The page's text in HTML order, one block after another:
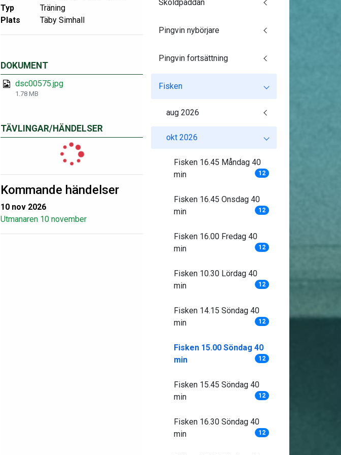
Typ
Träning
Plats
Täby Simhall
DOKUMENT
dsc00575.jpg
1.78 MB
TÄVLINGAR/HÄNDELSER
Kommande händelser
10 nov 2026
Utmanaren 10 november
Sköldpaddan
Pingvin nybörjare
Pingvin fortsättning
Fisken
aug 2026
okt 2026
Fisken 16.45 Måndag 40
min
12
Fisken 16.45 Onsdag 40
min
12
Fisken 16.00 Fredag 40
min
12
Fisken 10.30 Lördag 40
min
12
Fisken 14.15 Söndag 40
min
12
Fisken 15.00 Söndag 40
min
12
Fisken 15.45 Söndag 40
min
12
Fisken 16.30 Söndag 40
min
12